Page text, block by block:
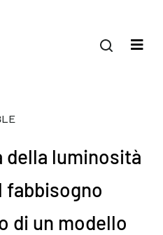
della luminosità
fabbisogno
di un modello